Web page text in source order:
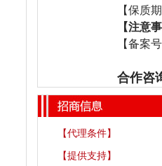
【保质
【注意
【备案
合作咨
【代理条件】
【提供支持】